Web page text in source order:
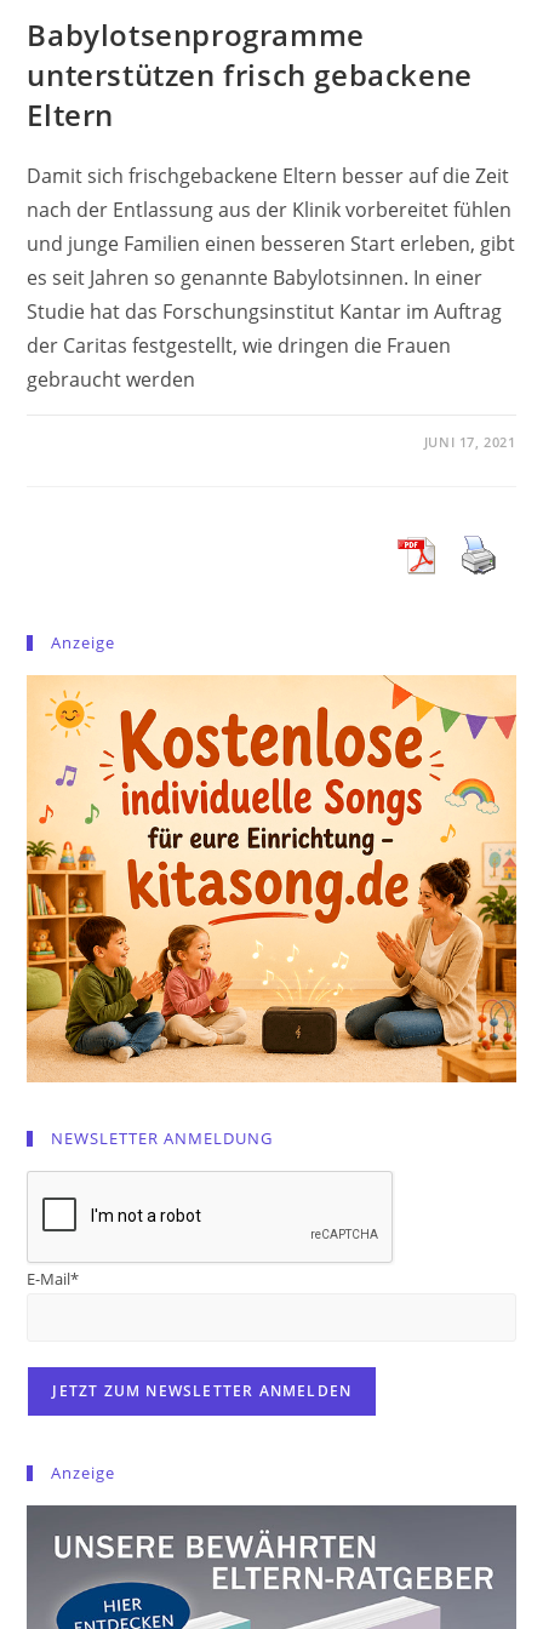
Babylotsenprogramme
unterstützen frisch gebackene
Eltern
Damit sich frischgebackene Eltern besser auf die Zeit
nach der Entlassung aus der Klinik vorbereitet fühlen
und junge Familien einen besseren Start erleben, gibt
es seit Jahren so genannte Babylotsinnen. In einer
Studie hat das Forschungsinstitut Kantar im Auftrag
der Caritas festgestellt, wie dringen die Frauen
gebraucht werden
JUNI 17, 2021
Anzeige
NEWSLETTER ANMELDUNG
E-Mail*
Anzeige